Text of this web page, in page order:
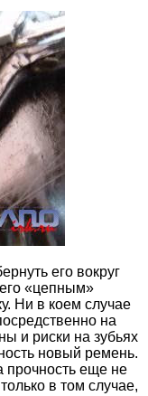
его вокруг
«цепным»
Ни в коем случае
на
и риски на зубьях
новый ремень.
прочность еще не
в том случае,